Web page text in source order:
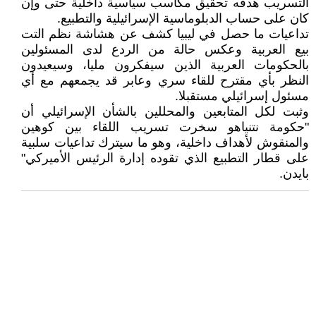
التسريب هدفه تحقيق مكاسب سياسية داخلية حتى وإن
كان على حساب الدبلوماسية الإسرائيلية والتطبيع.
تداعيات ما حصل في ليبيا كشف عن هشاشة نظم التت
بيع العربية وعكس حالة من الردع لدى المسئولين
بالحكومات العربية الذين سيفكرون مليا، وسيعيدون
النظر بأي مقترح للقاء سري وعابر قد يجمعهم مع أي
مسئول إسرائيلي مستقبلا.
وثبت لكل المتابعين والمحللين بالشأن الإسرائيلي أن
"حكومة نتنياهو سخرت تسريب اللقاء بين كوهين
والمنقوش لأهداف داخلية، وهو ما سيترك تداعيات سلبية
على قطار التطبيع الذي تقوده إدارة الرئيس الأميركي"
بايدن.